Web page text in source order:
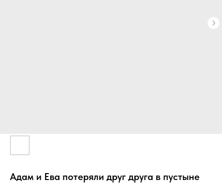
Адам и Ева потеряли друг друга в пустыне